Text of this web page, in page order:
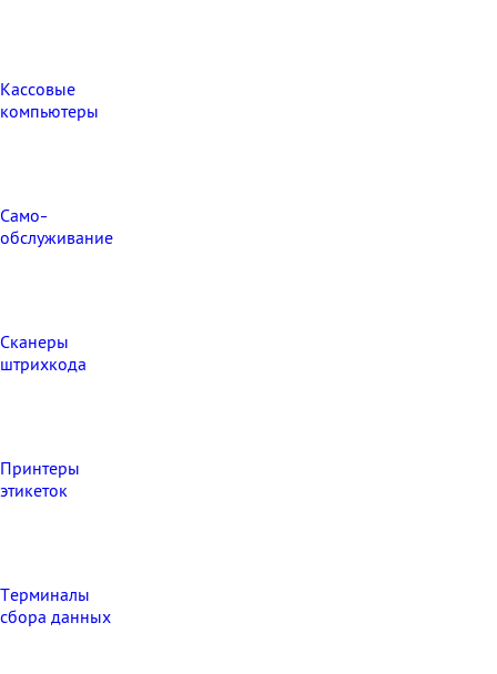
Кассовые
компьютеры
Само-
обслуживание
Сканеры
штрихкода
Принтеры
этикеток
Терминалы
сбора данных